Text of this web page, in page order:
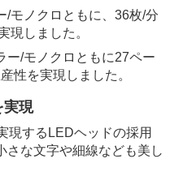
/モノクロともに、36枚/分
現しました。
ー/モノクロともに27ペー
性を実現しました。
実現
現するLEDヘッドの採用
さな文字や細線なども美し